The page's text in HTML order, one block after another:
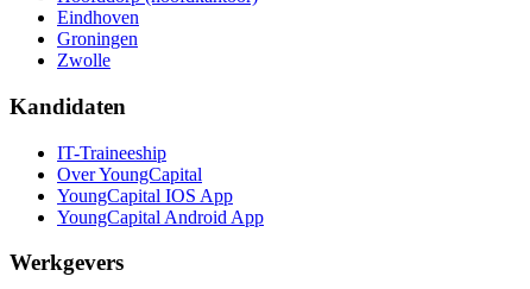
Eindhoven
Groningen
Zwolle
Kandidaten
IT-Traineeship
Over YoungCapital
YoungCapital IOS App
YoungCapital Android App
Werkgevers